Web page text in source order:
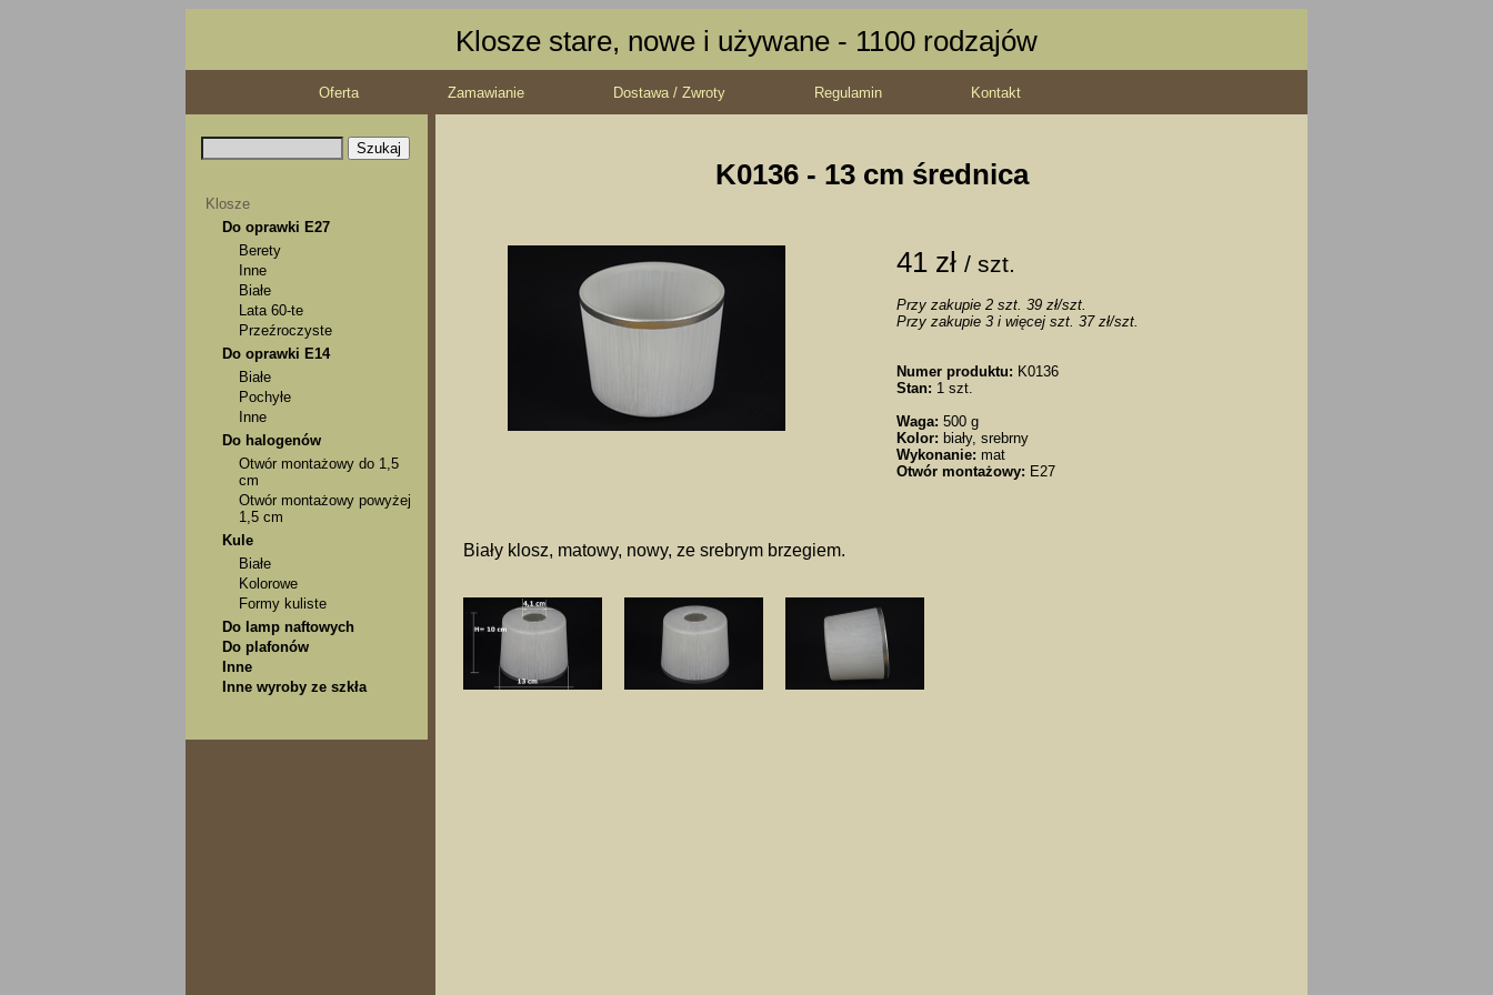
Klosze stare, nowe i używane - 1100 rodzajów
Oferta Zamawianie Dostawa / Zwroty Regulamin Kontakt
Klosze
Do oprawki E27
Berety
Inne
Białe
Lata 60-te
Przeźroczyste
Do oprawki E14
Białe
Pochyłe
Inne
Do halogenów
Otwór montażowy do 1,5
cm
Otwór montażowy powyżej
1,5 cm
Kule
Białe
Kolorowe
Formy kuliste
Do lamp naftowych
Do plafonów
Inne
Inne wyroby ze szkła
K0136 - 13 cm średnica
41 zł / szt.
Przy zakupie 2 szt. 39 zł/szt.
Przy zakupie 3 i więcej szt. 37 zł/szt.
Numer produktu: K0136
Stan: 1 szt.
Waga: 500 g
Kolor: biały, srebrny
Wykonanie: mat
Otwór montażowy: E27
Biały klosz, matowy, nowy, ze srebrym brzegiem.